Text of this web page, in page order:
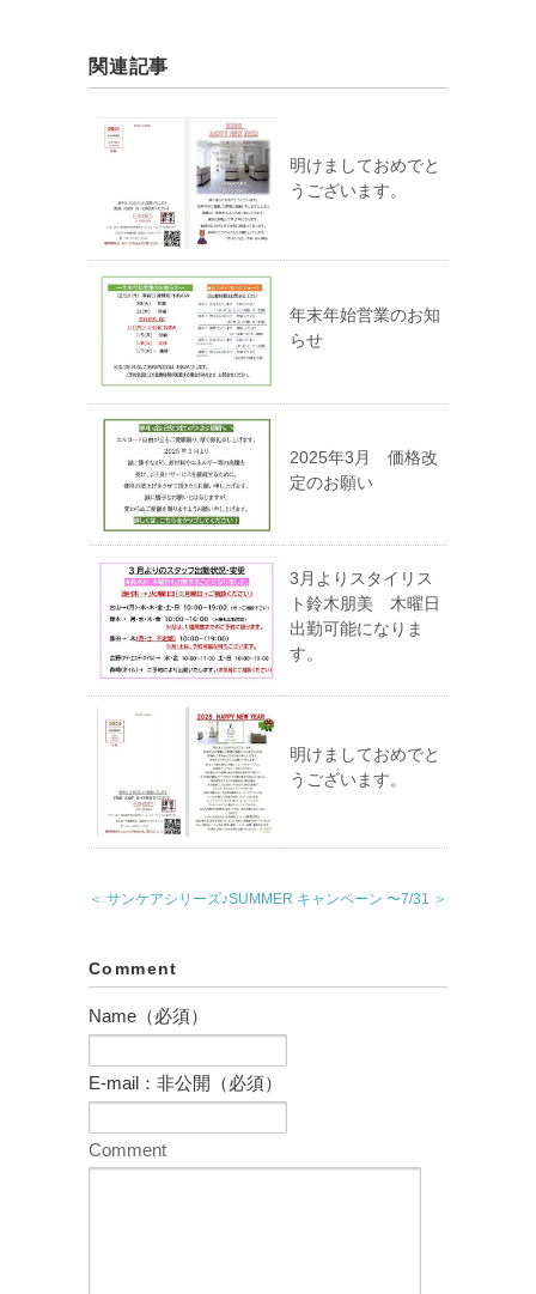
関連記事
明けましておめでと
うございます。
年末年始営業のお知
らせ
2025年3月 価格改
定のお願い
3月よりスタイリス
ト鈴木朋美 木曜日
出勤可能になりま
す。
明けましておめでと
うございます。
＜ サンケアシリーズ♪SUMMER キャンペーン 〜7/31 ＞
Comment
Name（必須）
E-mail：非公開（必須）
Comment